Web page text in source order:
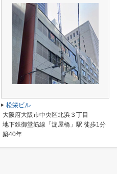
松栄ビル
大阪府大阪市中央区北浜３丁目
地下鉄御堂筋線「淀屋橋」駅 徒歩1分
築40年